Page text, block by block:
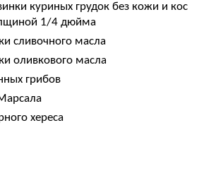
куриных грудок без кожи и кос
1/4 дюйма
сливочного масла
оливкового масла
грибов
хереса